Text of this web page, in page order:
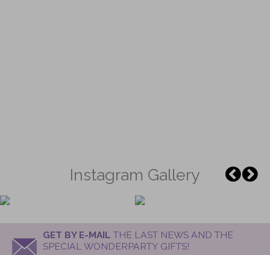
Instagram Gallery
GET BY E-MAIL THE LAST NEWS AND THE
SPECIAL WONDERPARTY GIFTS!